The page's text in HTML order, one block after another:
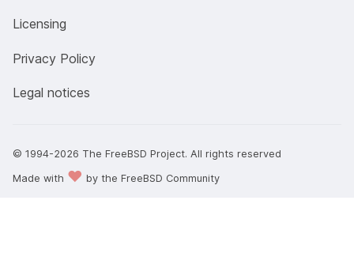
Licensing
Privacy Policy
Legal notices
© 1994-2026 The FreeBSD Project. All rights reserved
Made with ♥ by the FreeBSD Community